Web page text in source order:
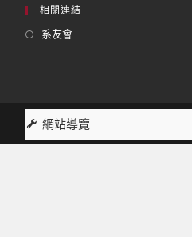
相關連結
系友會
網站導覽